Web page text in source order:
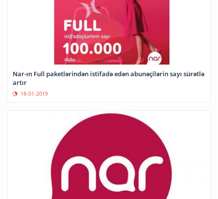
Nar-ın Full paketlərindən istifadə edən abunəçilərin sayı sürətlə
artır
18-01-2019